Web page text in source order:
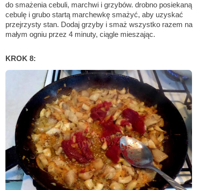
do smażenia cebuli, marchwi i grzybów. drobno posiekaną
cebulę i grubo startą marchewkę smażyć, aby uzyskać
przejrzysty stan. Dodaj grzyby i smaż wszystko razem na
małym ogniu przez 4 minuty, ciągle mieszając.
KROK 8: